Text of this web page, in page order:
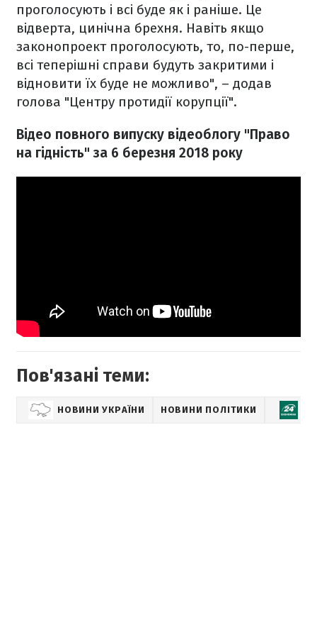
проголосують і всі буде як і раніше. Це
відверта, цинічна брехня. Навіть якщо
законопроект проголосують, то, по-перше,
всі теперішні справи будуть закритими і
відновити їх буде не можливо", – додав
голова "Центру протидії корупції".
Відео повного випуску відеоблогу "Право
на гідність" за 6 березня 2018 року
Пов'язані теми:
НОВИНИ УКРАЇНИ НОВИНИ ПОЛІТИКИ